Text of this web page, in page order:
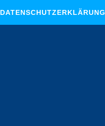
DATENSCHUTZERKLÄRUNG